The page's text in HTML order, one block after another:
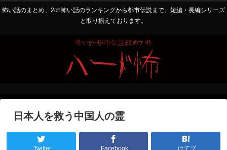
怖い話のまとめ、2ch怖い話のランキングから都市伝説まで。短編・長編シリーズ
と取り揃えております。
日本人を救う中国人の霊
Twitter Facebook はてブ